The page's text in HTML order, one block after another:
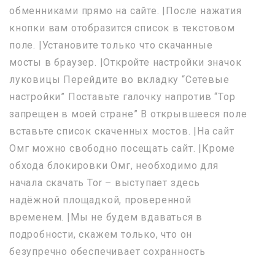
обменниками прямо на сайте. |После нажатия
кнопки вам отобразится список в текстовом
поле. |Установите только что скачанные
мосты в браузер. |Откройте настройки значок
луковицы Перейдите во вкладку “Сетевые
настройки” Поставьте галочку напротив “Тор
запрещен в моей стране” В открывшееся поле
вставьте список скаченных мостов. |На сайт
Омг можно свободно посещать сайт. |Кроме
обхода блокировки Омг, необходимо для
начала скачать Tor – выступает здесь
надёжной площадкой, проверенной
временем. |Мы не будем вдаваться в
подробности, скажем только, что он
безупречно обеспечивает сохранность